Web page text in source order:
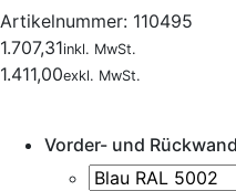
Artikelnummer: 110495
1.707,31inkl. MwSt.
1.411,00exkl. MwSt.
Vorder- und